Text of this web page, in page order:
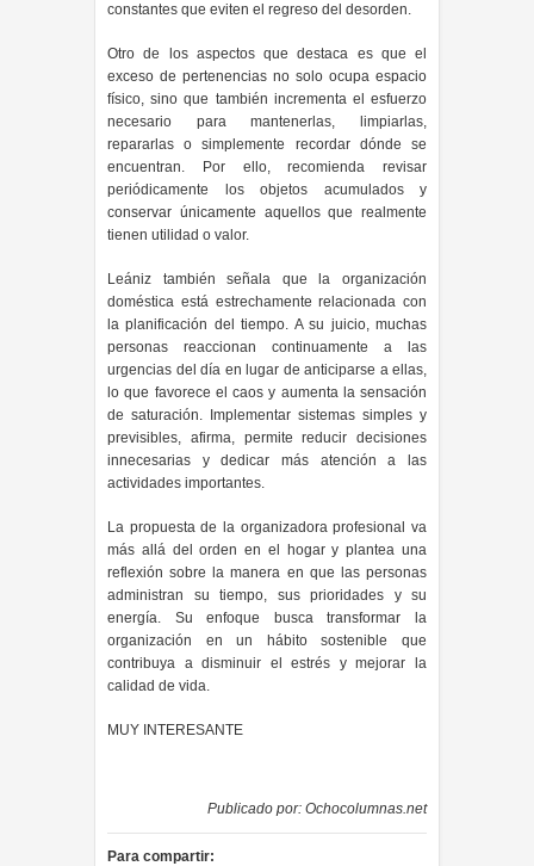
constantes que eviten el regreso del desorden.
Otro de los aspectos que destaca es que el
exceso de pertenencias no solo ocupa espacio
físico, sino que también incrementa el esfuerzo
necesario para mantenerlas, limpiarlas,
repararlas o simplemente recordar dónde se
encuentran. Por ello, recomienda revisar
periódicamente los objetos acumulados y
conservar únicamente aquellos que realmente
tienen utilidad o valor.
Leániz también señala que la organización
doméstica está estrechamente relacionada con
la planificación del tiempo. A su juicio, muchas
personas reaccionan continuamente a las
urgencias del día en lugar de anticiparse a ellas,
lo que favorece el caos y aumenta la sensación
de saturación. Implementar sistemas simples y
previsibles, afirma, permite reducir decisiones
innecesarias y dedicar más atención a las
actividades importantes.
La propuesta de la organizadora profesional va
más allá del orden en el hogar y plantea una
reflexión sobre la manera en que las personas
administran su tiempo, sus prioridades y su
energía. Su enfoque busca transformar la
organización en un hábito sostenible que
contribuya a disminuir el estrés y mejorar la
calidad de vida.
MUY INTERESANTE
Publicado por: Ochocolumnas.net
Para compartir: